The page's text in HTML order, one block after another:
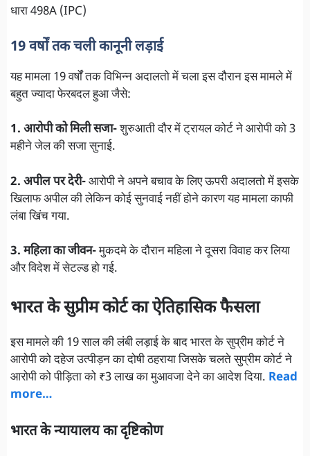
धारा 498A (IPC)
19 वर्षों तक चली कानूनी लड़ाई
यह मामला 19 वर्षों तक विभिन्न अदालतो में चला इस दौरान इस मामले में
बहुत ज्यादा फेरबदल हुआ जैसे:
1. आरोपी को मिली सजा-शुरुआती दौर में ट्रायल कोर्ट ने आरोपी को 3
महीने जेल की सजा सुनाई.
2. अपील पर देरी-आरोपी ने अपने बचाव के लिए ऊपरी अदालतो में इसके
खिलाफ अपील की लेकिन कोई सुनवाई नहीं होने कारण यह मामला काफी
लंबा खिंच गया.
3. महिला का जीवन-मुकदमे के दौरान महिला ने दूसरा विवाह कर लिया
और विदेश में सेटल्ड हो गई.
भारत के सुप्रीम कोर्ट का ऐतिहासिक फैसला
इस मामले की 19 साल की लंबी लड़ाई के बाद भारत के सुप्रीम कोर्ट ने
आरोपी को दहेज उत्पीड़न का दोषी ठहराया जिसके चलते सुप्रीम कोर्ट ने
आरोपी को पीड़िता को ₹3 लाख का मुआवजा देने का आदेश दिया. Read
more…
भारत के न्यायालय का दृष्टिकोण